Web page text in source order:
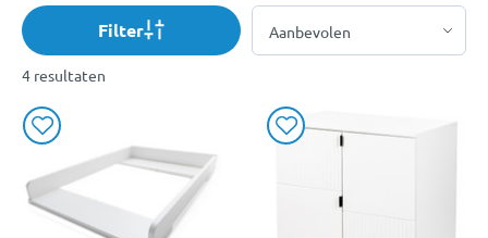
Filter
4 resultaten